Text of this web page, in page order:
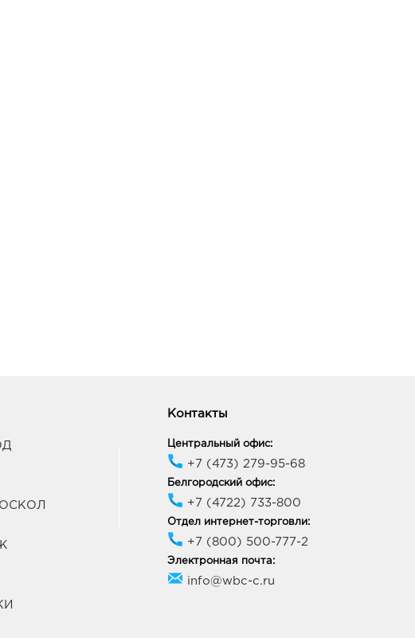
Контакты
Центральный офис:
+7 (473) 279-95-68
Белгородский офис:
+7 (4722) 733-800
Отдел интернет-торговли:
+7 (800) 500-777-2
Электронная почта:
info@wbc-c.ru